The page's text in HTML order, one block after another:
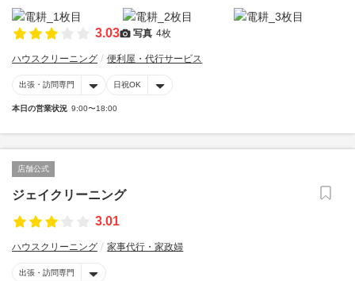
3.03 写真 4枚
ハウスクリーニング 便利屋・代行サービス
出張・訪問専門 日祝OK
本日の営業状況 9:00〜18:00
店舗公式
ジェイクリーニング
3.01
ハウスクリーニング 家事代行・家政婦
出張・訪問専門